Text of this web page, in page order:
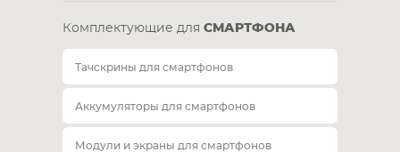
Комплектующие для СМАРТФОНА
Тачскрины для смартфонов
Аккумуляторы для смартфонов
Модули и экраны для смартфонов